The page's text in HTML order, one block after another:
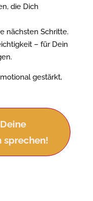
die Dich
nächsten Schritte.
– für Dein
gestärkt,
sprechen!